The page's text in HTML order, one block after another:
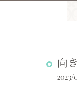
向
2023/